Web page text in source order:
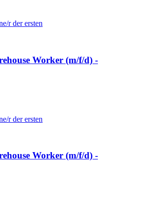
r der ersten
Worker (m/f/d) -
r der ersten
Worker (m/f/d) -